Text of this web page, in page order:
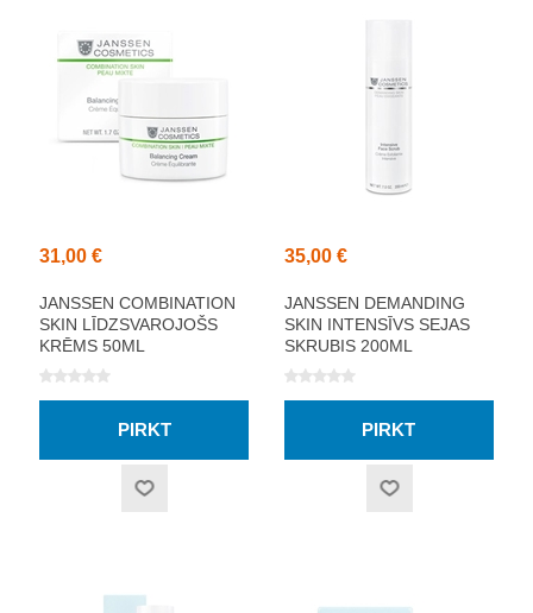
31,00 €
JANSSEN COMBINATION
SKIN LĪDZSVAROJOŠS
KRĒMS 50ML
35,00 €
JANSSEN DEMANDING
SKIN INTENSĪVS SEJAS
SKRUBIS 200ML